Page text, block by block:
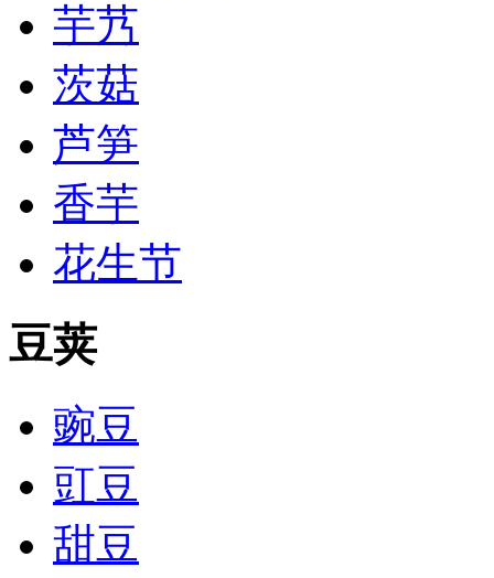
芋艿
茨菇
芦笋
香芋
花生节
豆荚
豌豆
豇豆
甜豆